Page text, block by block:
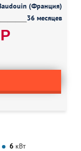
(Франция)
36 месяцев
6 кВт